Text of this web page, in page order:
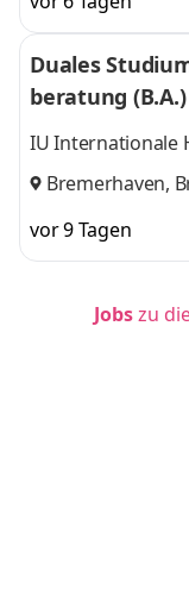
Duales
beratung
H
IU Internationale
Bremerhaven,
vor 9 Tagen
Jobszu